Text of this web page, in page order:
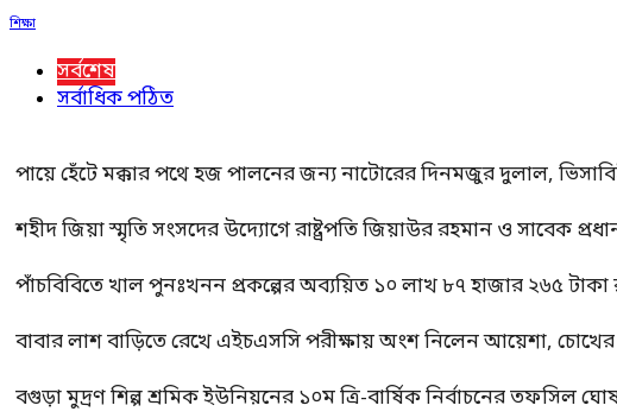
শিক্ষা
সর্বশেষ
সর্বাধিক পঠিত
পায়ে হেঁটে মক্কার পথে হজ পালনের জন্য নাটোরের দিনমজুর দুলাল,
শহীদ জিয়া স্মৃতি সংসদের উদ্যোগে রাষ্ট্রপতি জিয়াউর রহমান ও সাবেক
পাঁচবিবিতে খাল পুনঃখনন প্রকল্পের অব্যয়িত ১০ লাখ ৮৭ হাজার ২৬৫ টাকা
বাবার লাশ বাড়িতে রেখে এইচএসসি পরীক্ষায় অংশ নিলেন আয়েশা,
বগুড়া মুদ্রণ শিল্প শ্রমিক ইউনিয়নের ১০ম ত্রি-বার্ষিক নির্বাচনের তফসিল